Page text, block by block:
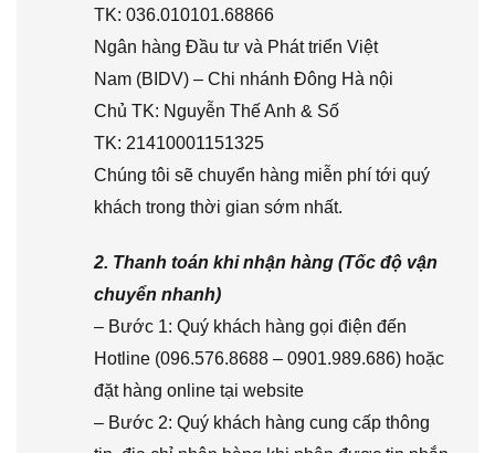
TK: 036.010101.68866
Ngân hàng Đầu tư và Phát triển Việt
Nam (BIDV) – Chi nhánh Đông Hà nội
Chủ TK: Nguyễn Thế Anh & Số
TK: 21410001151325
Chúng tôi sẽ chuyển hàng miễn phí tới quý
khách trong thời gian sớm nhất.
2. Thanh toán khi nhận hàng (Tốc độ vận
chuyển nhanh)
– Bước 1: Quý khách hàng gọi điện đến
Hotline (096.576.8688 – 0901.989.686) hoặc
đặt hàng online tại website
– Bước 2: Quý khách hàng cung cấp thông